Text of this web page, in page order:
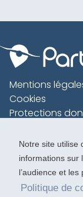
Notre site utilise
informations sur
l’audience et les
Politique de
Mentions
Cookies
Protections
Charte
Copyright 1996-